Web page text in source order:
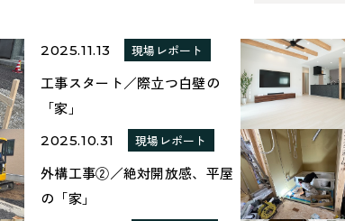
2025.11.13 現場レポート
工事スタート／際立つ白壁の
「家」
2025.10.31 現場レポート
外構工事②／絶対開放感、平屋
の「家」